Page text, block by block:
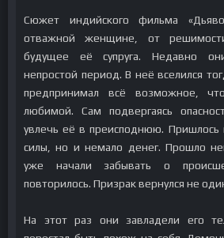
Сюжет индийского фильма
отважной женщине, от
будущее её супруга. Недавно
непростой период. В неё вселился
предпринимал всё возможное,
любимой. Сам подвергаясь
увлечь её в преисподнюю. Пришлось
силы, но и немало денег. Прошло
уже начали забывать о
повторилось. Призрак вернулся не
На этот раз они завладели его